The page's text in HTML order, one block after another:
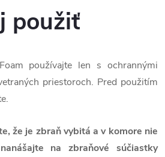
použiť
používajte len s ochrannými
priestoroch. Pred použitím
že je zbraň vybitá a v komore nie
nanášajte na zbraňové súčiastky